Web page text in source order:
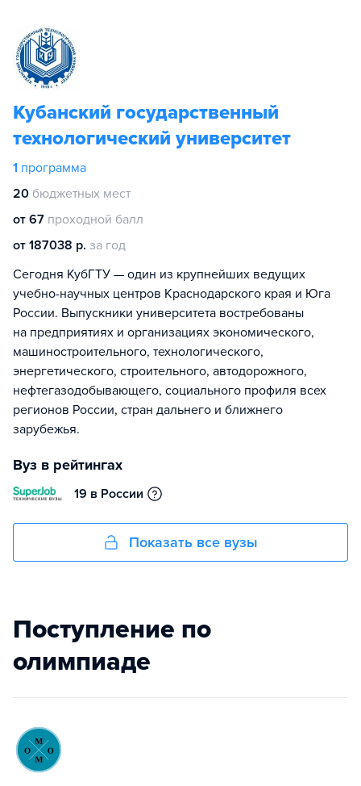
Кубанский государственный
технологический университет
1 программа
20 бюджетных мест
от 67 проходной балл
от 187038 р. за год
Сегодня КубГТУ — один из крупнейших ведущих
учебно-научных центров Краснодарского края и Юга
России. Выпускники университета востребованы
на предприятиях и организациях экономического,
машиностроительного, технологического,
энергетического, строительного, автодорожного,
нефтегазодобывающего, социального профиля всех
регионов России, стран дальнего и ближнего
зарубежья.
Вуз в рейтингах
19 в России
Показать все вузы
Поступление по
олимпиаде